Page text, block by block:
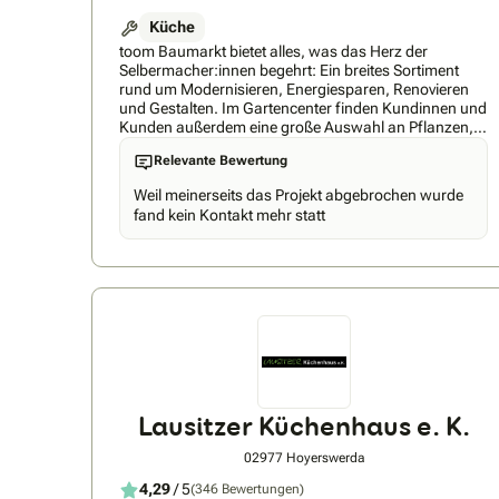
Küche
toom Baumarkt bietet alles, was das Herz der
Selbermacher:innen begehrt: Ein breites Sortiment
rund um Modernisieren, Energiesparen, Renovieren
und Gestalten. Im Gartencenter finden Kundinnen und
Kunden außerdem eine große Auswahl an Pflanzen,
Gartenzubehör und Gartenmöbeln, um Garten und
Balkon Leben einzuhauchen. Wir überzeugen immer
breitgefächerte Eigenmarken-Sortiment sowie höchste
Qualität unserer Produkte. Unser Rundum-Service
bietet darüber hinaus Annehmlichkeiten wie
Handwerksservice. Einfacher geht’s nicht: Die toom
Ansprechpartner. Du erhältst von uns ein kostenloses
Angebot inklusive Beratung und Aufmaß vor Ort. Die
koordinieren alle Arbeiten und erstellen einen
kostenlosen Projektplan für dich – egal ob Bäder,
Küchen, Wohnräume, Dächer oder im Garten. Auf
dieser Basis erhältst du unser Komplettangebot –
inklusive Dienstleistungen und Material zum Festpreis.
Relevante Bewertung
Weil meinerseits das Projekt abgebrochen wurde
fand kein Kontakt mehr statt
Lausitzer Küchenhaus e. K.
02977 Hoyerswerda
4,29/ 5(346 Bewertungen)